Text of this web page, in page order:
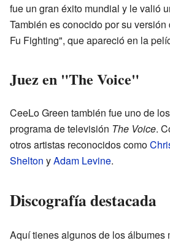
fue un gran éxito mundial y le valió
También es conocido por su
Fu Fighting", que apareció en la
Juez en "The Voice"
CeeLo Green también fue uno de
programa de televisión The Voice.
otros artistas reconocidos como
Shelton yAdam Levine.
Discografía destacada
Aquí tienes algunos de los álbumes